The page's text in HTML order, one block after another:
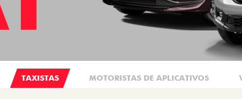
TAXISTAS MOTORISTAS DE APLICATIVOS